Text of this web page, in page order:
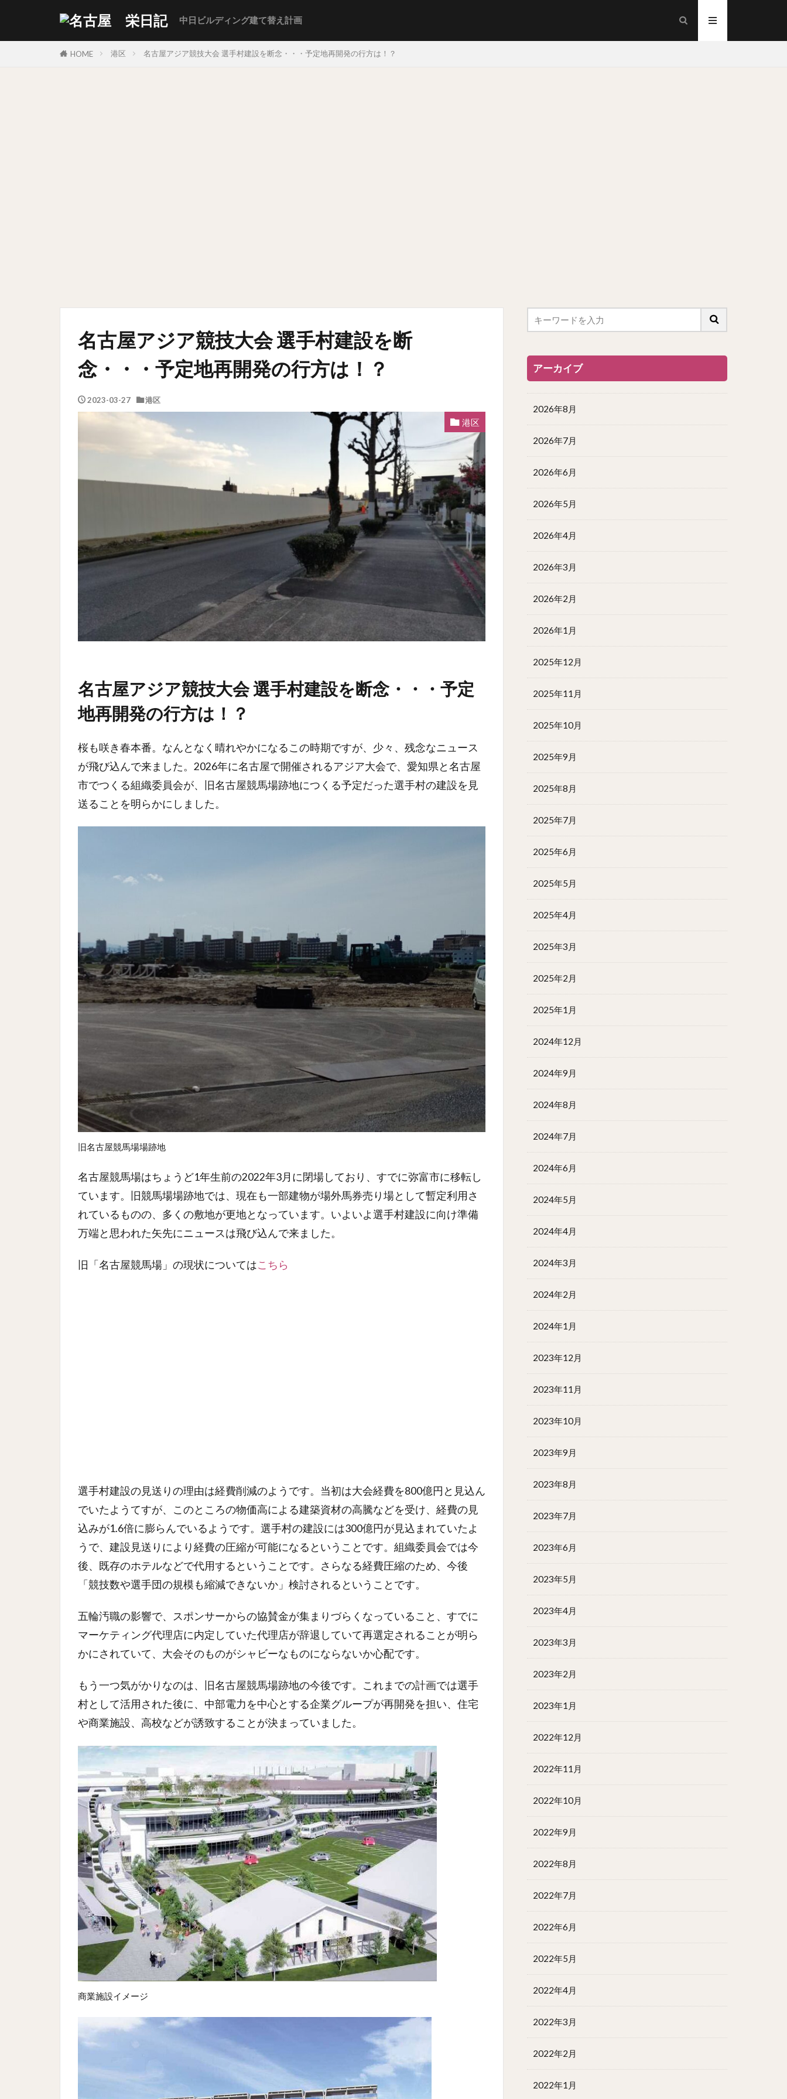
中日ビルディング建て替え計画
HOME 港区 名古屋アジア競技大会 選手村建設を断念・・・予定地再開発の行方は！？
名古屋アジア競技大会 選手村建設を断
念・・・予定地再開発の行方は！？
2023-03-27 港区
港区
名古屋アジア競技大会 選手村建設を断念・・・予定
地再開発の行方は！？
桜も咲き春本番。なんとなく晴れやかになるこの時期ですが、少々、残念なニュース
が飛び込んで来ました。2026年に名古屋で開催されるアジア大会で、愛知県と名古屋
市でつくる組織委員会が、旧名古屋競馬場跡地につくる予定だった選手村の建設を見
送ることを明らかにしました。
旧名古屋競馬場場跡地
名古屋競馬場はちょうど1年生前の2022年3月に閉場しており、すでに弥富市に移転し
ています。旧競馬場場跡地では、現在も一部建物が場外馬券売り場として暫定利用さ
れているものの、多くの敷地が更地となっています。いよいよ選手村建設に向け準備
万端と思われた矢先にニュースは飛び込んで来ました。
旧「名古屋競馬場」の現状についてはこちら
選手村建設の見送りの理由は経費削減のようです。当初は大会経費を800億円と見込ん
でいたようてすが、このところの物価高による建築資材の高騰などを受け、経費の見
込みが1.6倍に膨らんでいるようです。選手村の建設には300億円が見込まれていたよ
うで、建設見送りにより経費の圧縮が可能になるということです。組織委員会では今
後、既存のホテルなどで代用するということです。さらなる経費圧縮のため、今後
「競技数や選手団の規模も縮減できないか」検討されるということです。
五輪汚職の影響で、スポンサーからの協賛金が集まりづらくなっていること、すでに
マーケティング代理店に内定していた代理店が辞退していて再選定されることが明ら
かにされていて、大会そのものがシャビーなものにならないか心配です。
もう一つ気がかりなのは、旧名古屋競馬場跡地の今後です。これまでの計画では選手
村として活用された後に、中部電力を中心とする企業グループが再開発を担い、住宅
や商業施設、高校などが誘致することが決まっていました。
商業施設イメージ
アーカイブ
2026年8月
2026年7月
2026年6月
2026年5月
2026年4月
2026年3月
2026年2月
2026年1月
2025年12月
2025年11月
2025年10月
2025年9月
2025年8月
2025年7月
2025年6月
2025年5月
2025年4月
2025年3月
2025年2月
2025年1月
2024年12月
2024年9月
2024年8月
2024年7月
2024年6月
2024年5月
2024年4月
2024年3月
2024年2月
2024年1月
2023年12月
2023年11月
2023年10月
2023年9月
2023年8月
2023年7月
2023年6月
2023年5月
2023年4月
2023年3月
2023年2月
2023年1月
2022年12月
2022年11月
2022年10月
2022年9月
2022年8月
2022年7月
2022年6月
2022年5月
2022年4月
2022年3月
2022年2月
2022年1月